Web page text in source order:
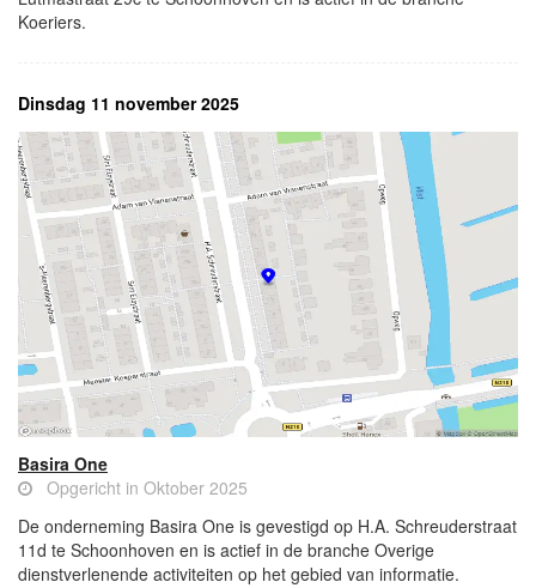
Koeriers.
Dinsdag 11 november 2025
Basira One
Opgericht in Oktober 2025
De onderneming Basira One is gevestigd op H.A. Schreuderstraat
11d te Schoonhoven en is actief in de branche Overige
dienstverlenende activiteiten op het gebied van informatie.